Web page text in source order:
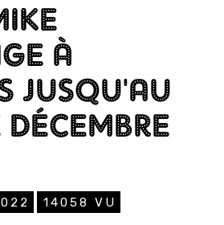
À
JUSQU'AU
14058 VU